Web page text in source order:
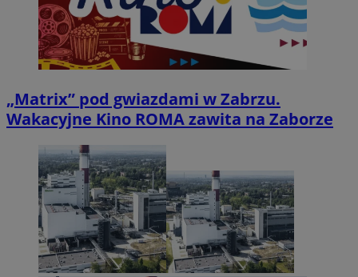
„Matrix” pod gwiazdami w Zabrzu.
Wakacyjne Kino ROMA zawita na Zaborze